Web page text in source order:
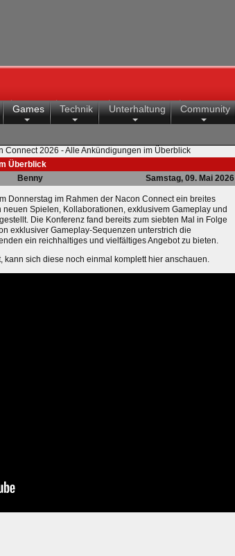
Games Technik Unterhaltung Community
Connect 2026 - Alle Ankündigungen im Überblick
Überblick
Benny Samstag, 09. Mai 2026
Donnerstag im Rahmen der Nacon Connect ein breites
neuen Spielen, Kollaborationen, exklusivem Gameplay und
Die Konferenz fand bereits zum siebten Mal in Folge
exklusiver Gameplay-Sequenzen unterstrich die
ein reichhaltiges und vielfältiges Angebot zu bieten.
kann sich diese noch einmal komplett hier anschauen.